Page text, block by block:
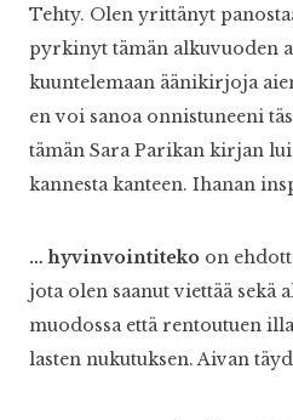
Tehty. Olen yrittänyt
pyrkinyt tämän alkuvuoden
kuuntelemaan äänikirjoja
en voi sanoa onnistuneeni
tämän Sara Parikan kirjan
kannesta kanteen. Ihanan
… hyvinvointiteko on
jota olen saanut viettää sekä
muodossa että rentoutuen
lasten nukutuksen. Aivan